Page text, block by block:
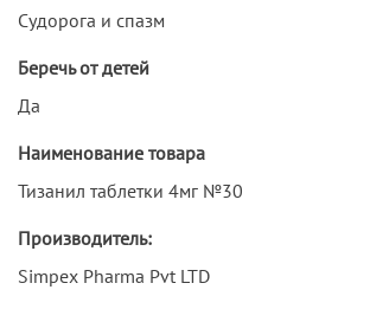
Судорога и спазм
Беречь от детей
Да
Наименование товара
Тизанил таблетки 4мг №30
Производитель:
Simpex Pharma Pvt LTD